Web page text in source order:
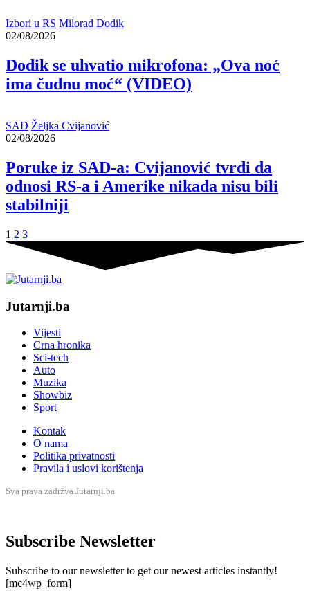
Izbori u RS Milorad Dodik
02/08/2026
Dodik se uhvatio mikrofona: „Ova noć
ima čudnu moć“ (VIDEO)
SAD Željka Cvijanović
02/08/2026
Poruke iz SAD-a: Cvijanović tvrdi da
odnosi RS-a i Amerike nikada nisu bili
stabilniji
1 2 3
Jutarnji.ba
Vijesti
Crna hronika
Sci-tech
Auto
Muzika
Showbiz
Sport
Kontak
O nama
Politika privatnosti
Pravila i uslovi korištenja
Sva prava zadržva Jutarnji.ba
Subscribe Newsletter
Subscribe to our newsletter to get our newest articles instantly!
[mc4wp_form]